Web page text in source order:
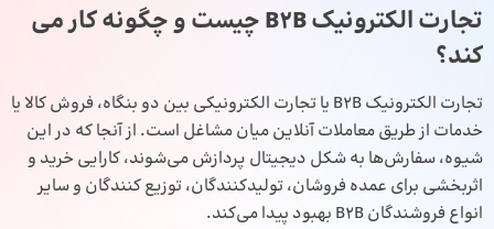
تجارت الکترونیک B2B چیست و چگونه کار می‌
کند؟
تجارت الکترونیک B2B یا تجارت الکترونیکی بین دو بنگاه، فروش کالا یا
خدمات از طریق معاملات آنلاین میان مشاغل است. از آنجا که در این
شیوه، سفارش‌ها به شکل دیجیتال پردازش می‌شوند، کارایی خرید و
اثربخشی برای عمده فروشان، تولیدکنندگان، توزیع کنندگان و سایر
انواع فروشندگان B2B بهبود پیدا می‌کند.